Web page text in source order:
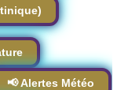
📢 Alertes Météo